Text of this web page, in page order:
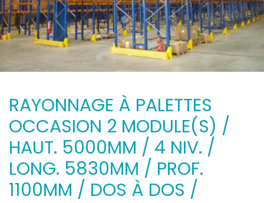
RAYONNAGE À PALETTES
OCCASION 2 MODULE(S) /
HAUT. 5000MM / 4 NIV. /
LONG. 5830MM / PROF.
1100MM / DOS À DOS /